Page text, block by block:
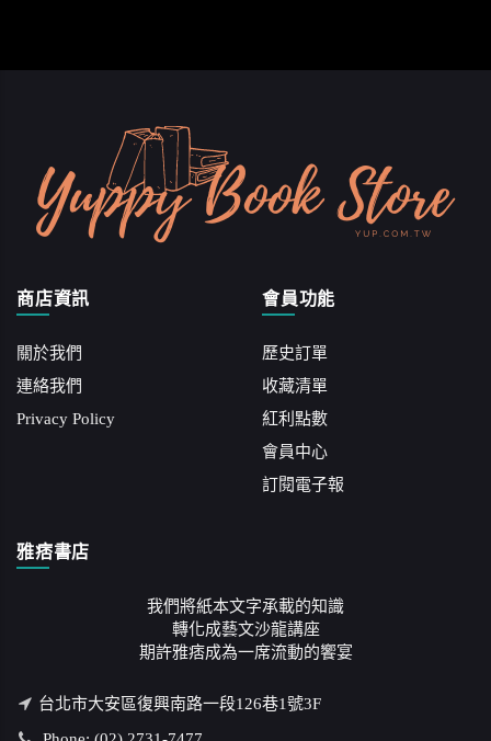
商店資訊
關於我們
連絡我們
Privacy Policy
會員功能
歷史訂單
收藏清單
紅利點數
會員中心
訂閱電子報
雅痞書店
我們將紙本文字承載的知識
轉化成藝文沙龍講座
期許雅痞成為一席流動的饗宴
台北市大安區復興南路一段126巷1號3F